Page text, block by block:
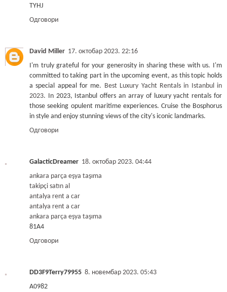
TYHJ
Одговори
David Miller 17. октобар 2023. 22:16
I'm truly grateful for your generosity in sharing these with us. I'm
committed to taking part in the upcoming event, as this topic holds
a special appeal for me. Best Luxury Yacht Rentals in Istanbul in
2023. In 2023, Istanbul offers an array of luxury yacht rentals for
those seeking opulent maritime experiences. Cruise the Bosphorus
in style and enjoy stunning views of the city's iconic landmarks.
Одговори
GalacticDreamer 18. октобар 2023. 04:44
ankara parça eşya taşıma
takipçi satın al
antalya rent a car
antalya rent a car
ankara parça eşya taşıma
81A4
Одговори
DD3F9Terry79955 8. новембар 2023. 05:43
A0982